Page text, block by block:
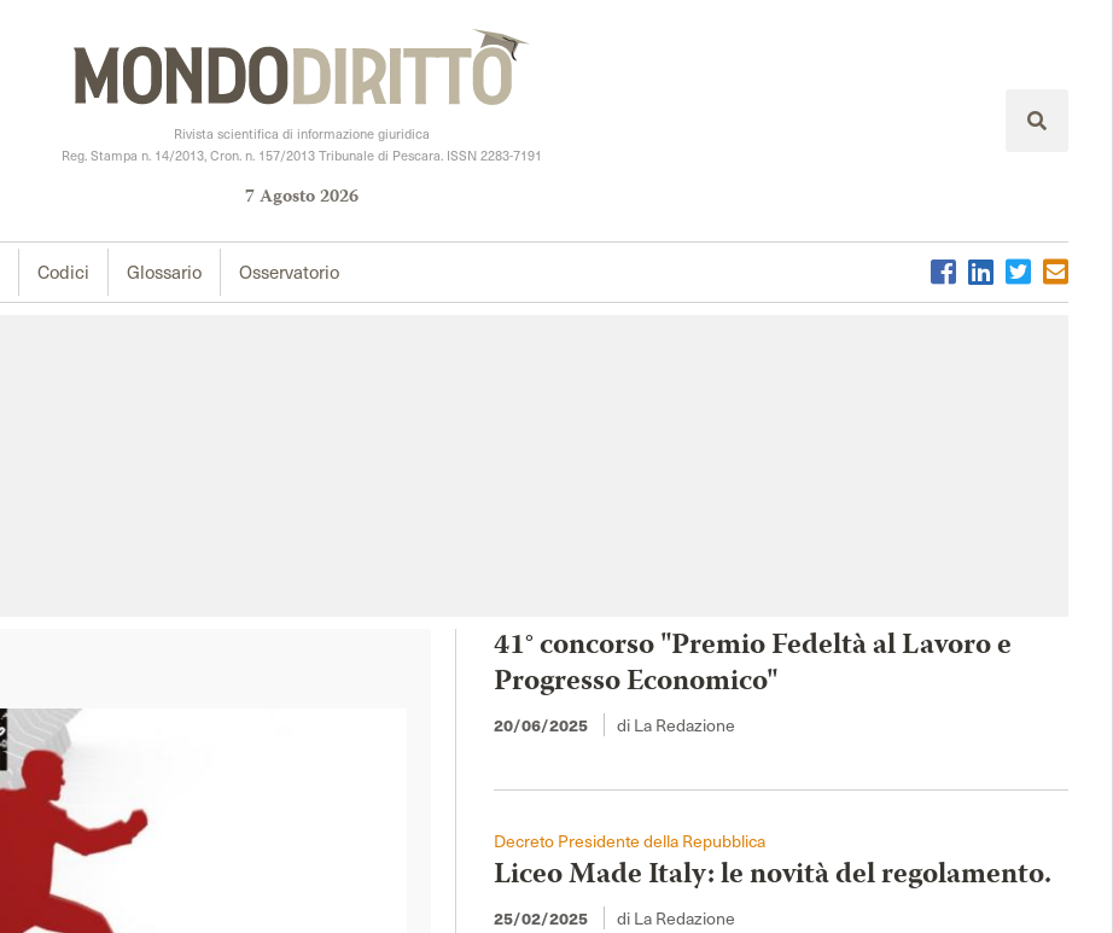
Rivista scientifica di informazione giuridica
Reg. Stampa n. 14/2013, Cron. n. 157/2013 Tribunale di Pescara. ISSN 2283-7191
7Agosto2026
Codici Glossario Osservatorio
41° concorso "Premio Fedeltà al Lavoro e
Progresso Economico"
20/06/2025 di La Redazione
Decreto Presidente della Repubblica
Liceo Made Italy: le novità del regolamento.
25/02/2025 di La Redazione